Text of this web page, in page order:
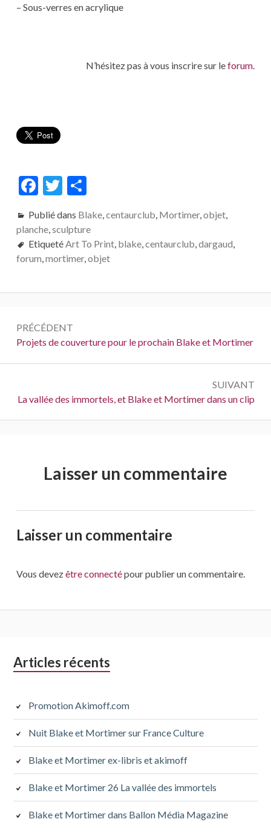
– Sous-verres en acrylique
N’hésitez pas à vous inscrire sur leforum
F
e
b
o
T
itt
er
P
ta
g
er
Publié dans Blake, centaurclub Mortimer, objet,
planche, sculpture
Etiqueté Art To Print, blake, centaurclub dargaud
forum mortimer, objet
de
l’article
PRÉCÉDENT
Précédent :
Projets de couverture pour le prochain Blake et Mortimer
SUIVANT
Suivant :
La vallée des immortels, et Blake et Mortimer dans un clip
Laisser un commentaire
Laisser un commentaire
Vous devezêtre connectépour publier un commentaire.
Colonne
subsidiaire
Articles récents
Promotion Akimoff.com
Nuit Blake et Mortimer sur France Culture
Blake et Mortimer ex-libris et akimoff
Blake et Mortimer 26 La vallée des immortels
Blake et Mortimer dans Ballon Média Magazine